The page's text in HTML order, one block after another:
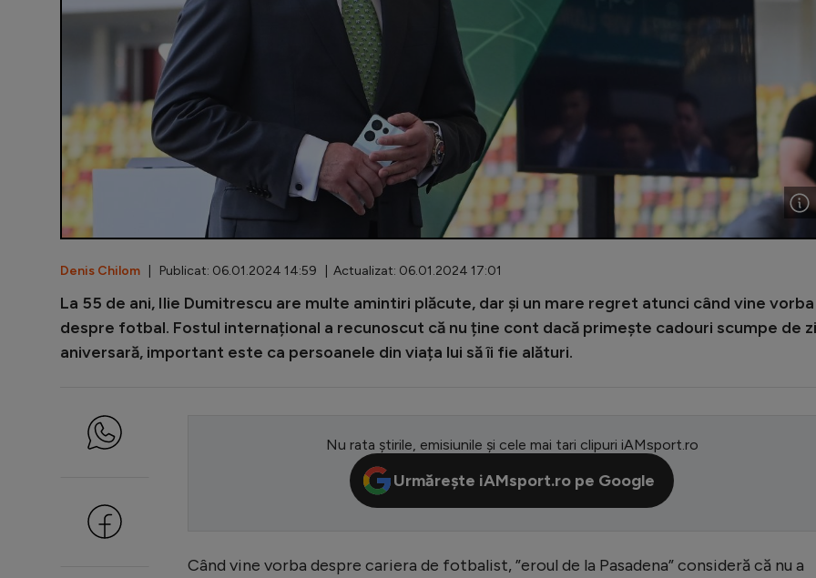
Denis Chilom | Publicat: 06.01.2024 14:59 | Actualizat: 06.01.2024 17:01
La 55 de ani, Ilie Dumitrescu are multe amintiri plăcute, dar și un mare regret atunci când vine vorba
despre fotbal. Fostul internațional a recunoscut că nu ține cont dacă primește cadouri scumpe de
aniversară, important este ca persoanele din viața lui să îi fie alături.
Nu rata știrile, emisiunile și cele mai tari clipuri iAMsport.ro
Urmărește iAMsport.ro pe Google
Când vine vorba despre cariera de fotbalist, ”eroul de la Pasadena” consideră că nu a